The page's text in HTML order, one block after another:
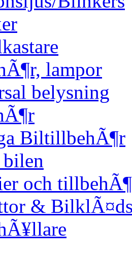
lampor
belysning
BiltillbehÃ¶r
och
&